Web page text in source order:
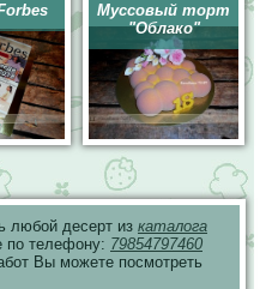
Муссовый торт
"Облако"
любой десерт из каталога
по телефону: 79854797460
Вы можете посмотреть